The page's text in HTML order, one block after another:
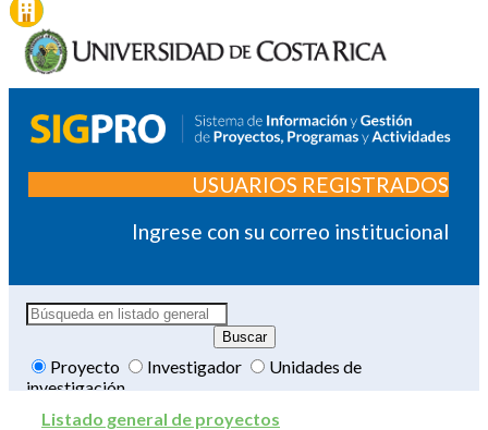
USUARIOS REGISTRADOS
Ingrese con su correo institucional
Proyecto Investigador
Unidades de
investigación
Listado general de proyectos